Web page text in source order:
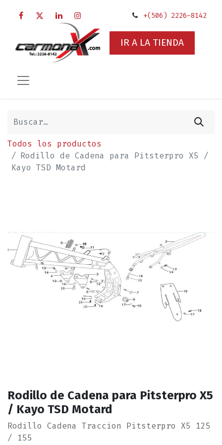
+(506) 2226-8142
IR A LA TIENDA
Todos los productos
Rodillo de Cadena para Pitsterpro X5 /
Kayo TSD Motard
Rodillo de Cadena para Pitsterpro X5
/ Kayo TSD Motard
Rodillo Cadena Traccion Pitsterpro X5 125
/ 155